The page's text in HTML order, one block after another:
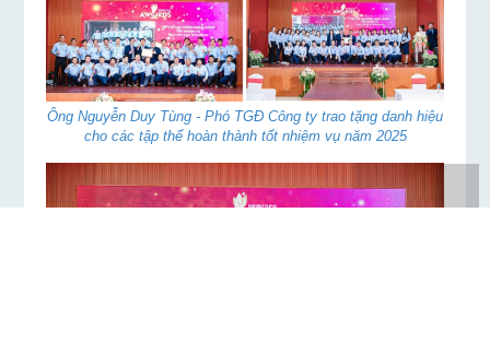
Ông Nguyễn Duy Tùng - Phó TGĐ Công ty trao tặng danh hiệu
cho các tập thể hoàn thành tốt nhiệm vụ năm 2025